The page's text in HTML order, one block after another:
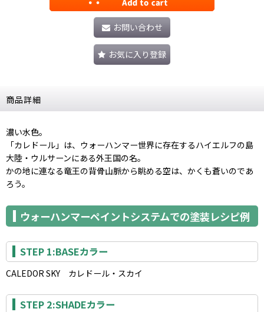
お問い合わせ
お気に入り登録
商品詳細
濃い水色。
「カレドール」は、ウォーハンマー世界に存在するハイエルフの島
大陸・ウルサーンにある外王国の名。
かの地に連なる竜王の背骨山脈から眺める空は、かくも蒼いのであ
ろう。
ウォーハンマーペイントシステムでの塗装レシピ例
STEP 1:BASEカラー
CALEDOR SKY カレドール・スカイ
STEP 2:SHADEカラー